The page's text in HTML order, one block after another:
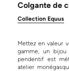
Colgante de
Collection Equus
Mettez en valeur
gamme, un
pendentif est
atelier